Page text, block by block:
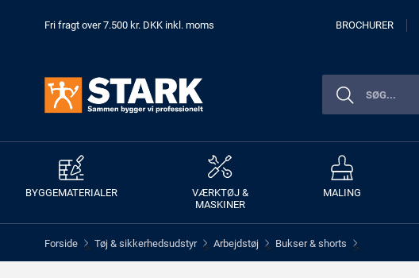
Fri fragt over 7.500 kr. DKK inkl. moms BROCHURER
BYGGEMATERIALER
VÆRKTØJ &
MASKINER
MALING
Forside > Tøj & sikkerhedsudstyr > Arbejdstøj > Bukser & shorts >